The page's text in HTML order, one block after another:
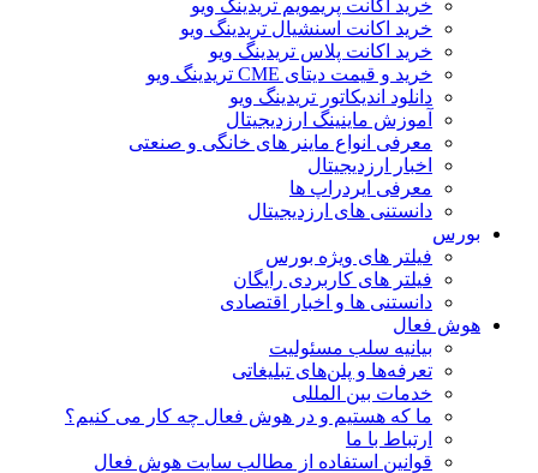
خرید اکانت پریمویم تریدینگ ویو
خرید اکانت اسنشیال تریدینگ ویو
خرید اکانت پلاس تریدینگ ویو
خرید و قیمت دیتای CME تریدینگ ویو
دانلود اندیکاتور تریدینگ ویو
آموزش ماینینگ ارزدیجیتال
معرفی انواع ماینر های خانگی و صنعتی
اخبار ارزدیجیتال
معرفی ایردراپ ها
دانستنی های ارزدیجیتال
بورس
فیلتر های ویژه بورس
فیلتر های کاربردی رایگان
دانستنی ها و اخبار اقتصادی
هوش فعال
بیانیه سلب مسئولیت
تعرفه‌ها و پلن‌های تبلیغاتی
خدمات بین المللی
ما که هستیم و در هوش فعال چه کار می کنیم؟
ارتباط با ما
قوانین استفاده از مطالب سایت هوش فعال